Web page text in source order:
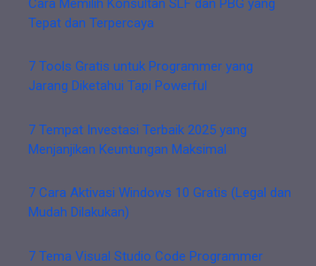
Cara Memilih Konsultan SLF dan PBG yang
Tepat dan Terpercaya
7 Tools Gratis untuk Programmer yang
Jarang Diketahui Tapi Powerful
7 Tempat Investasi Terbaik 2025 yang
Menjanjikan Keuntungan Maksimal
7 Cara Aktivasi Windows 10 Gratis (Legal dan
Mudah Dilakukan)
7 Tema Visual Studio Code Programmer